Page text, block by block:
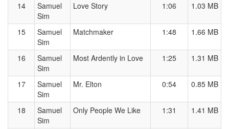
14
Samuel
Sim
Love Story 1:06 1.03 MB
15
Samuel
Sim
Matchmaker 1:48 1.66 MB
16
Samuel
Sim
Most Ardently in Love 1:25 1.31 MB
17
Samuel
Sim
Mr. Elton 0:54 0.85 MB
18
Samuel
Sim
Only People We Like 1:31 1.41 MB